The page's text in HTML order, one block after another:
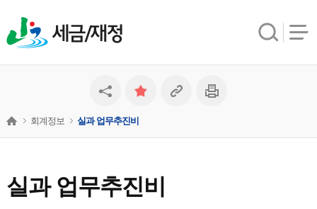
세금/재정
실과 업무추진비
회계정보 실과 업무추진비